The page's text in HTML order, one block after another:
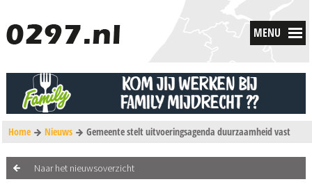
MENU
Home Nieuws Gemeente stelt uitvoeringsagenda duurzaamheid vast
Naar het nieuwsoverzicht